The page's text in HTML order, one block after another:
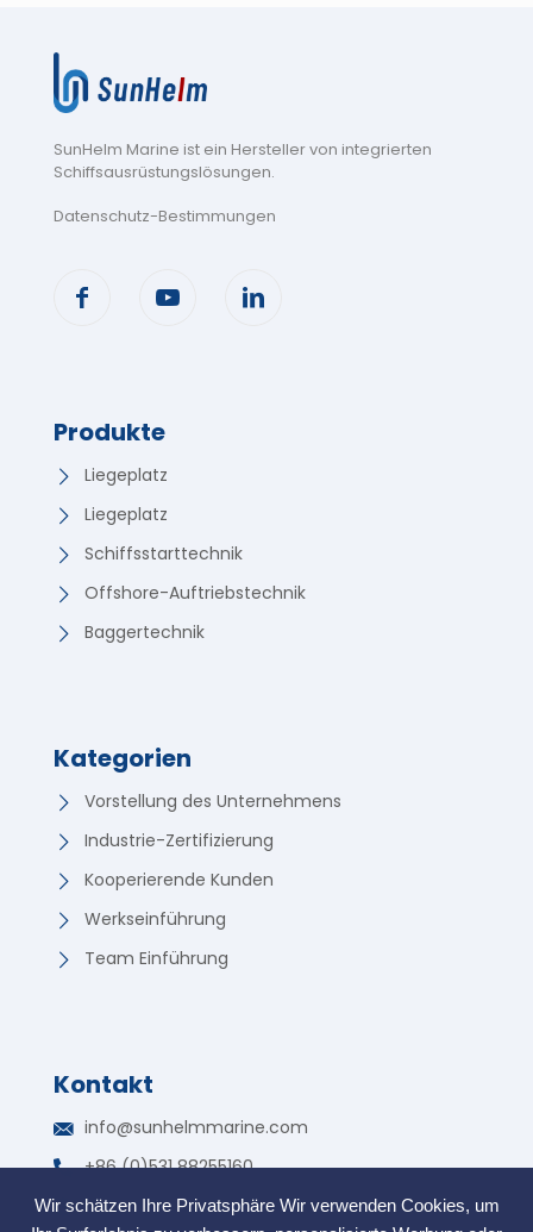
Wir schätzen Ihre Privatsphäre Wir verwenden Cookies, um
SunHelm Marine ist ein Hersteller von integrierten
Schiffsausrüstungslösungen.
Datenschutz-Bestimmungen
Produkte
Liegeplatz
Liegeplatz
Schiffsstarttechnik
Offshore-Auftriebstechnik
Baggertechnik
Kategorien
Vorstellung des Unternehmens
Industrie-Zertifizierung
Kooperierende Kunden
Werkseinführung
Team Einführung
Kontakt
info@sunhelmmarine.com
+86 (0)531 88255160
WhatsApp: +86 135 7317 2195
French
Portuguese
Russian
Korean